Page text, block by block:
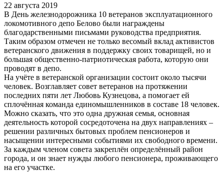
22 августа 2019
В День железнодорожника 10 ветеранов эксплуатационного
локомотивного депо Белово были награждены
благодарственными письмами руководства предприятия.
Таким образом отмечен не только весомый вклад активистов
ветеранского движения в поддержку своих товарищей, но и
большая общественно-патриотическая работа, которую они
проводят в депо.
На учёте в ветеранской организации состоит около тысячи
человек. Возглавляет совет ветеранов на протяжении
последних пяти лет Любовь Кузнецова, а помогает ей
сплочённая команда единомышленников в составе 18 человек.
Можно сказать, что это одна дружная семья, основная
деятельность которой сосредоточена на двух направлениях –
решении различных бытовых проблем пенсионеров и
насыщении интересными событиями их свободного времени.
За каждым членом совета закреплён определённый район
города, и он знает нужды любого пенсионера, проживающего
на его участке.